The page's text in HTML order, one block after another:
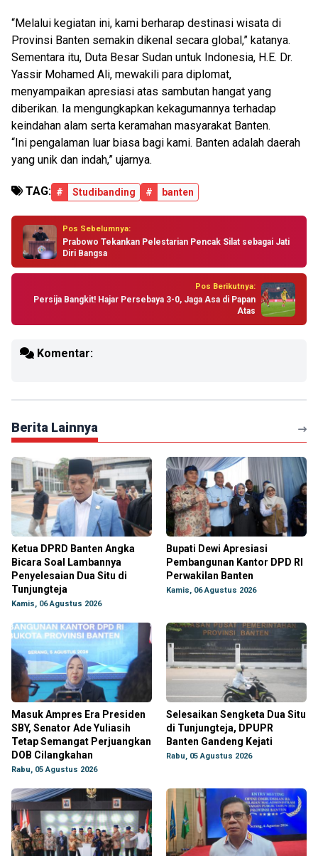
“Melalui kegiatan ini, kami berharap destinasi wisata di
Provinsi Banten semakin dikenal secara global,” katanya.
Sementara itu, Duta Besar Sudan untuk Indonesia, H.E. Dr.
Yassir Mohamed Ali, mewakili para diplomat,
menyampaikan apresiasi atas sambutan hangat yang
diberikan. Ia mengungkapkan kekagumannya terhadap
keindahan alam serta keramahan masyarakat Banten.
“Ini pengalaman luar biasa bagi kami. Banten adalah daerah
yang unik dan indah,” ujarnya.
TAG: # Studibanding # banten
Pos Sebelumnya:
Prabowo Tekankan Pelestarian Pencak Silat sebagai Jati
Diri Bangsa
Pos Berikutnya:
Persija Bangkit! Hajar Persebaya 3-0, Jaga Asa di Papan
Atas
Komentar:
Berita Lainnya
Ketua DPRD Banten Angka
Bicara Soal Lambannya
Penyelesaian Dua Situ di
Tunjungteja
Kamis, 06 Agustus 2026
Bupati Dewi Apresiasi
Pembangunan Kantor DPD RI
Perwakilan Banten
Kamis, 06 Agustus 2026
Masuk Ampres Era Presiden
SBY, Senator Ade Yuliasih
Tetap Semangat Perjuangkan
DOB Cilangkahan
Rabu, 05 Agustus 2026
Selesaikan Sengketa Dua Situ
di Tunjungteja, DPUPR
Banten Gandeng Kejati
Rabu, 05 Agustus 2026